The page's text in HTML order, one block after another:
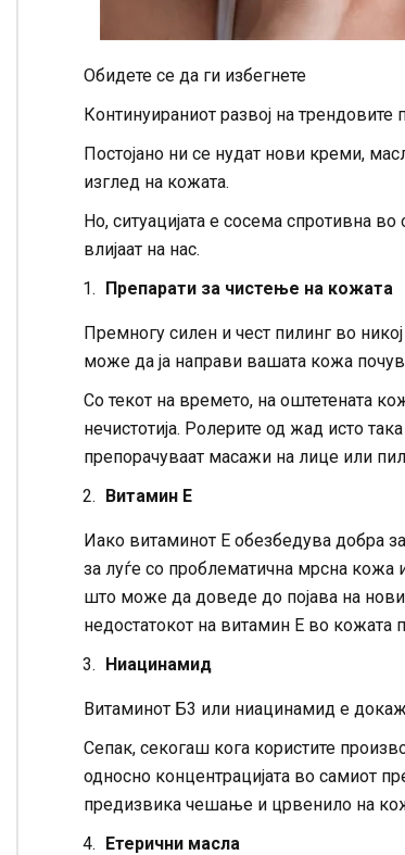
Обидете се да ги избегнете
Континуираниот развој на
Постојано ни се нудат нови креми,
изглед на кожата.
Но, ситуацијата е сосема спротивна
влијаат на нас.
Препарати за чистење на кожата
Премногу силен и чест пилинг во
може да ја направи вашата кожа
Со текот на времето, на оштетената
нечистотија. Ролерите од жад исто
препорачуваат масажи на лице или
Витамин Е
Иако витаминот Е обезбедува добра
за луѓе со проблематична мрсна кожа
што може да доведе до појава на
недостатокот на витамин Е во кожата
Ниацинамид
Витаминот Б3 или ниацинамид е
Сепак, секогаш кога користите
односно концентрацијата во самиот
предизвика чешање и црвенило на
Етерични масла